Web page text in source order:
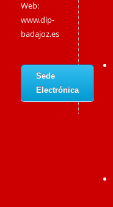
Web:
www.dip-
badajoz.es
Sede
Electrónica